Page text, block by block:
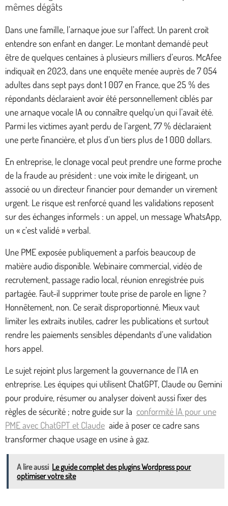
mêmes dégâts
Dans une famille, l’arnaque joue sur l’affect. Un parent croit
entendre son enfant en danger. Le montant demandé peut
être de quelques centaines à plusieurs milliers d’euros. McAfee
indiquait en 2023, dans une enquête menée auprès de 7 054
adultes dans sept pays dont 1 007 en France, que 25 % des
répondants déclaraient avoir été personnellement ciblés par
une arnaque vocale IA ou connaître quelqu’un qui l’avait été.
Parmi les victimes ayant perdu de l’argent, 77 % déclaraient
une perte financière, et plus d’un tiers plus de 1 000 dollars.
En entreprise, le clonage vocal peut prendre une forme proche
de la fraude au président : une voix imite le dirigeant, un
associé ou un directeur financier pour demander un virement
urgent. Le risque est renforcé quand les validations reposent
sur des échanges informels : un appel, un message WhatsApp,
un « c’est validé » verbal.
Une PME exposée publiquement a parfois beaucoup de
matière audio disponible. Webinaire commercial, vidéo de
recrutement, passage radio local, réunion enregistrée puis
partagée. Faut-il supprimer toute prise de parole en ligne ?
Honnêtement, non. Ce serait disproportionné. Mieux vaut
limiter les extraits inutiles, cadrer les publications et surtout
rendre les paiements sensibles dépendants d’une validation
hors appel.
Le sujet rejoint plus largement la gouvernance de l’IA en
entreprise. Les équipes qui utilisent ChatGPT, Claude ou Gemini
pour produire, résumer ou analyser doivent aussi fixer des
règles de sécurité ; notre guide sur la conformité IA pour une
PME avec ChatGPT et Claude aide à poser ce cadre sans
transformer chaque usage en usine à gaz.
A lire aussi Le guide complet des plugins Wordpress pour
optimiser votre site